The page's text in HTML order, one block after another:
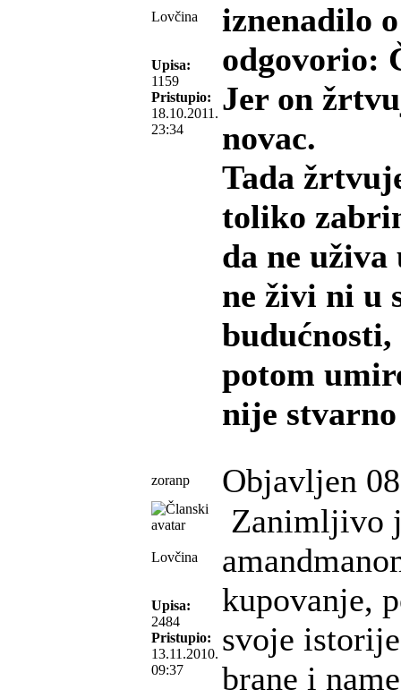
Lovčina
Upisa:
1159
Pristupio:
18.10.2011.
23:34
iznenadilo
odgovorio:
Jer on
novac.
Tada
toliko
da ne
ne živi ni u
potom
nije
zoranp Objavljen
Lovčina
Upisa:
2484
Pristupio:
13.11.2010.
09:37
Zanimljivo
kupovanje,
svoje
brane i